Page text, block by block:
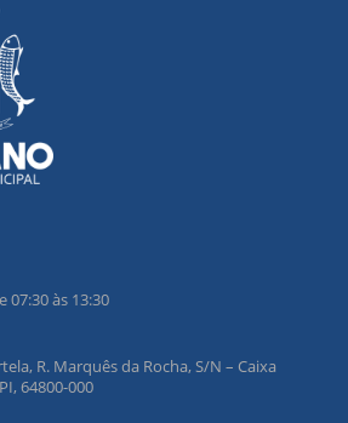
07:30 às 13:30
R. Marquês da Rocha, S/N – Caixa
64800-000